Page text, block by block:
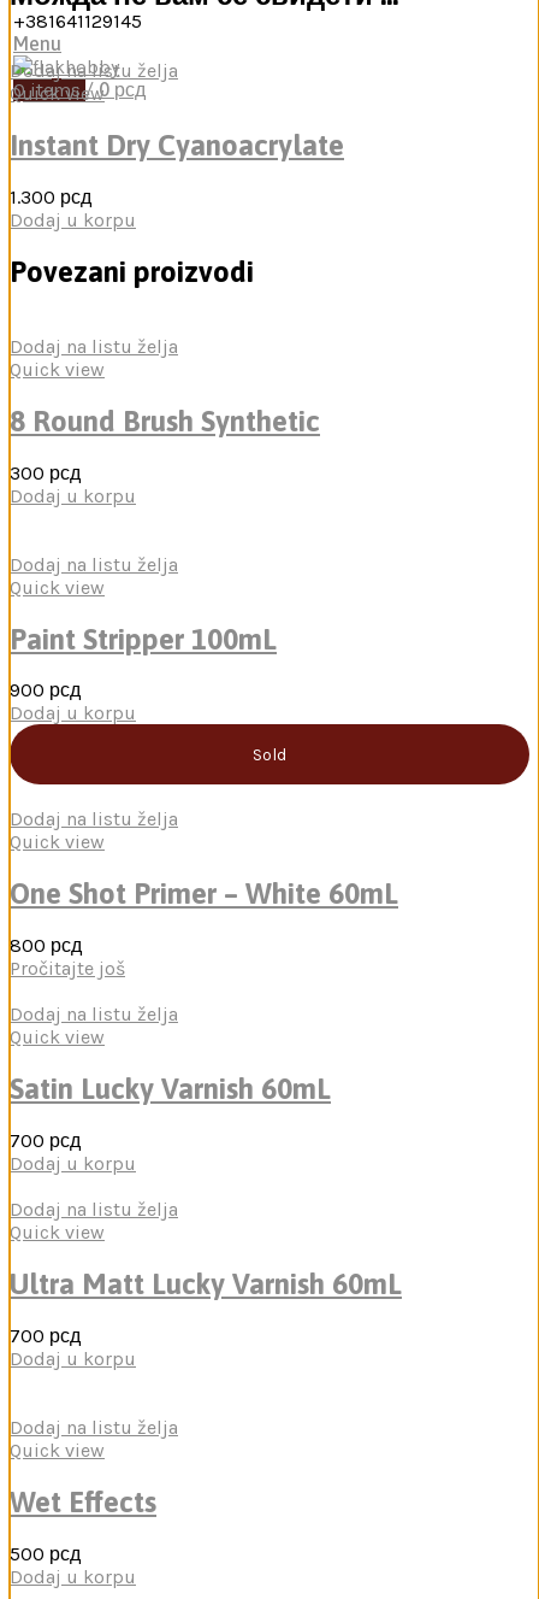
+381641129145
Menu
0items/ 0 рсд
Dodaj na listu želja
Quick view
Instant Dry Cyanoacrylate
1.300 рсд
Dodaj u korpu
Povezani proizvodi
Dodaj na listu želja
Quick view
8 Round Brush Synthetic
300 рсд
Dodaj u korpu
Dodaj na listu želja
Quick view
Paint Stripper 100mL
900 рсд
Dodaj u korpu
Sold
Dodaj na listu želja
Quick view
One Shot Primer – White 60mL
800 рсд
Pročitajte još
Dodaj na listu želja
Quick view
Satin Lucky Varnish 60mL
700 рсд
Dodaj u korpu
Dodaj na listu želja
Quick view
Ultra Matt Lucky Varnish 60mL
700 рсд
Dodaj u korpu
Dodaj na listu želja
Quick view
Wet Effects
500 рсд
Dodaj u korpu